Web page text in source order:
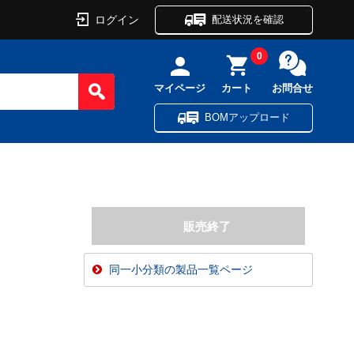
ログイン 配送状況を確認
マイページ カート
0
お問合せ
BOMアップロード
同一小分類の製品一覧ページ